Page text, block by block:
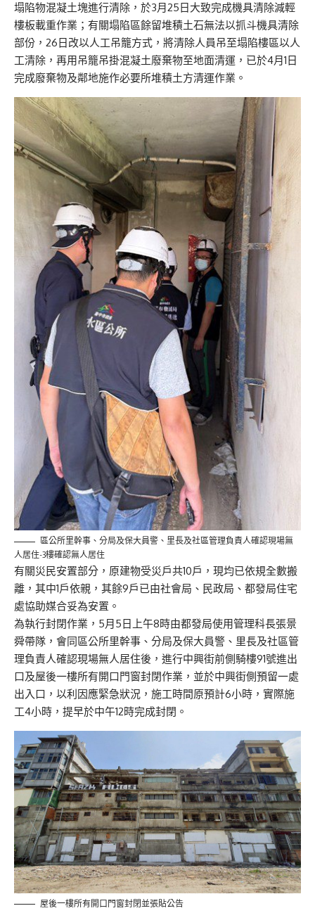
塌陷物混凝土塊進行清除，於3月25日大致完成機具清除減輕
樓板載重作業；有關塌陷區餘留堆積土石無法以抓斗機具清除
部份，26日改以人工吊籠方式，將清除人員吊至塌陷樓區以人
工清除，再用吊籠吊掛混凝土廢棄物至地面清運，已於4月1日
完成廢棄物及鄰地施作必要所堆積土方清運作業。
區公所里幹事、分局及保大員警、里長及社區管理負責人確認現場無
人居住-3樓確認無人居住
有關災民安置部分，原建物受災戶共10戶，現均已依規全數搬
離，其中1戶依親，其餘9戶已由社會局、民政局、都發局住宅
處協助媒合妥為安置。
為執行封閉作業，5月5日上午8時由都發局使用管理科長張景
舜帶隊，會同區公所里幹事、分局及保大員警、里長及社區管
理負責人確認現場無人居住後，進行中興街前側騎樓91號進出
口及屋後一樓所有開口門窗封閉作業，並於中興街側預留一處
出入口，以利因應緊急狀況，施工時間原預計6小時，實際施
工4小時，提早於中午12時完成封閉。
屋後一樓所有開口門窗封閉並張貼公告